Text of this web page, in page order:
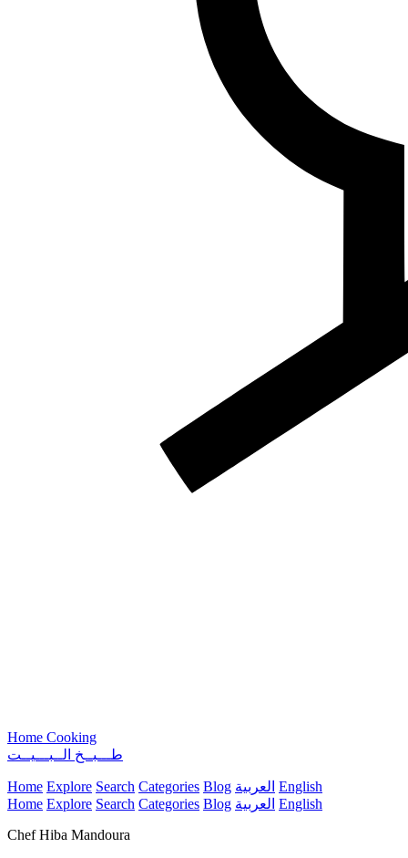
Home Cooking
طـــبــخ الــبـــيــت
Home Explore Search Categories Blog العربية English
Home Explore Search Categories Blog العربية English
Chef Hiba Mandoura